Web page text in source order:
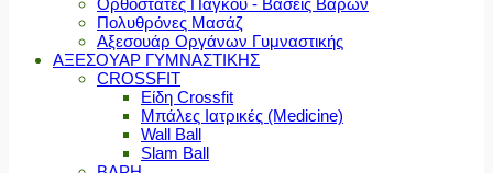
Ορθοστάτες Πάγκου - Βάσεις Βαρών
Πολυθρόνες Μασάζ
Αξεσουάρ Οργάνων Γυμναστικής
ΑΞΕΣΟΥΑΡ ΓΥΜΝΑΣΤΙΚΗΣ
CROSSFIT
Είδη Crossfit
Μπάλες Ιατρικές (Medicine)
Wall Ball
Slam Ball